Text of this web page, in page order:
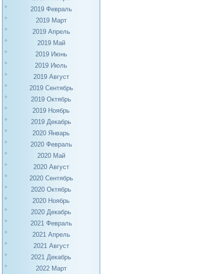
2019 Февраль
2019 Март
2019 Апрель
2019 Май
2019 Июнь
2019 Июль
2019 Август
2019 Сентябрь
2019 Октябрь
2019 Ноябрь
2019 Декабрь
2020 Январь
2020 Февраль
2020 Май
2020 Август
2020 Сентябрь
2020 Октябрь
2020 Ноябрь
2020 Декабрь
2021 Февраль
2021 Апрель
2021 Август
2021 Декабрь
2022 Март